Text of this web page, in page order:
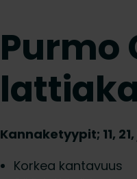
Purmo
Kannaketyypit; 11,
Korkea kantavuus